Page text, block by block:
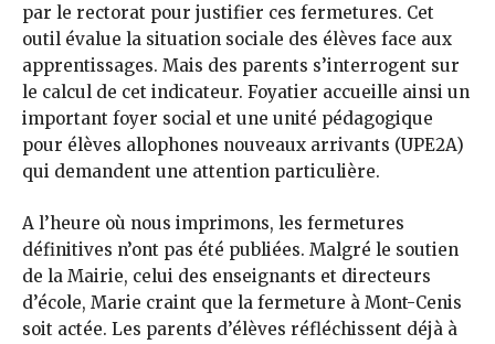
par le rectorat pour justifier ces fermetures. Cet
outil évalue la situation sociale des élèves face aux
apprentissages. Mais des parents s’interrogent sur
le calcul de cet indicateur. Foyatier accueille ainsi un
important foyer social et une unité pédagogique
pour élèves allophones nouveaux arrivants (UPE2A)
qui demandent une attention particulière.
A l’heure où nous imprimons, les fermetures
définitives n’ont pas été publiées. Malgré le soutien
de la Mairie, celui des enseignants et directeurs
d’école, Marie craint que la fermeture à Mont-Cenis
soit actée. Les parents d’élèves réfléchissent déjà à